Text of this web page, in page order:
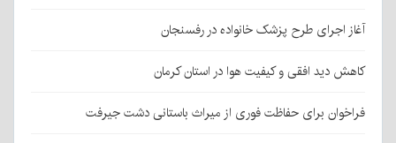
آغاز اجرای طرح پزشک خانواده در رفسنجان
کاهش دید افقی و کیفیت هوا در استان کرمان
فراخوان برای حفاظت فوری از میراث باستانی دشت جیرفت